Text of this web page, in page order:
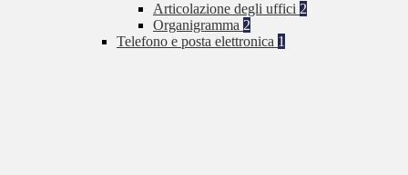
Articolazione degli uffici 2
Organigramma 2
Telefono e posta elettronica 1